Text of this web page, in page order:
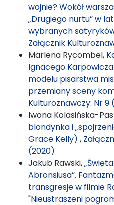
wojnie? Wokół
„Drugiego nurtu” w
wybranych
Załącznik
Marlena Rycombel,
Ignacego
modelu pisarstwa
przemiany sceny
Kulturoznawczy: Nr 9
Iwona Kolasińska-
blondynka i
Grace Kelly) ,
(2020)
Jakub Rawski,
Abronsiusa”.
transgresje w filmie
"Nieustraszeni